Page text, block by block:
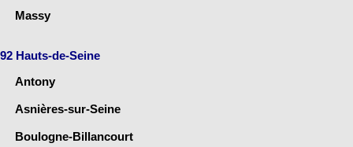
Massy
92 Hauts-de-Seine
Antony
Asnières-sur-Seine
Boulogne-Billancourt